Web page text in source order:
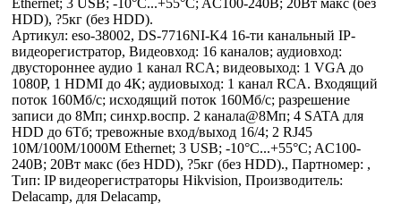
Ethernet; 3 USB; -10°C...+55°C; AC100-240В; 20Вт макс (без
HDD), ?5кг (без HDD).
Артикул: eso-38002, DS-7716NI-K4 16-ти канальный IP-
видеорегистратор, Видеовход: 16 каналов; аудиовход:
двустороннее аудио 1 канал RCA; видеовыход: 1 VGA до
1080Р, 1 HDMI до 4К; аудиовыход: 1 канал RCA. Входящий
поток 160Мб/с; исходящий поток 160Мб/с; разрешение
записи до 8Мп; синхр.воспр. 2 канала@8Мп; 4 SATA для
HDD до 6Тб; тревожные вход/выход 16/4; 2 RJ45
10M/100M/1000М Ethernet; 3 USB; -10°C...+55°C; AC100-
240В; 20Вт макс (без HDD), ?5кг (без HDD)., Партномер: ,
Тип: IP видеорегистраторы Hikvision, Производитель:
Delacamp, для Delacamp,